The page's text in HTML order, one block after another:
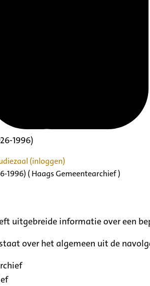
1996)
(inloggen)
1996) ( Haags Gemeentearchief )
uitgebreide informatie over een
over het algemeen uit de